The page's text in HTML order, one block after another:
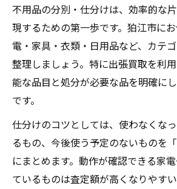
不用品の分別・仕分けは、効率的な
現するための第一歩です。狛江市に
電・家具・衣類・日用品など、カテ
整理しましょう。特に出張買取を利
能な品目と処分が必要な品を明確に
です。
仕分けのコツとしては、使わなくな
るもの、今後使う予定のないものを
にまとめます。動作が確認できる家
ているものは査定額が高くなりやす